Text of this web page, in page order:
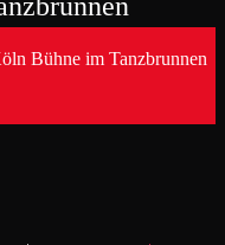
Bühne im Tanzbrunnen